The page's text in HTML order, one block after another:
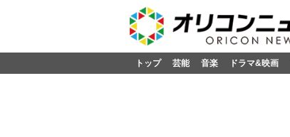
トップ 芸能 音楽 ドラマ&映画